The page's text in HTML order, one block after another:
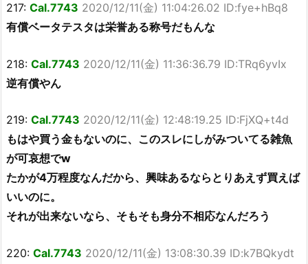
217: Cal.7743 2020/12/11(金) 11:04:26.02 ID:fye+hBq8
有償ベータテスタは栄誉ある称号だもんな
218: Cal.7743 2020/12/11(金) 11:36:36.79 ID:TRq6yvIx
逆有償やん
219: Cal.7743 2020/12/11(金) 12:48:19.25 ID:FjXQ+t4d
もはや買う金もないのに、このスレにしがみついてる雑魚
が可哀想でw
たかが4万程度なんだから、興味あるならとりあえず買えば
いいのに。
それが出来ないなら、そもそも身分不相応なんだろう
220: Cal.7743 2020/12/11(金) 13:08:30.39 ID:k7BQkydt